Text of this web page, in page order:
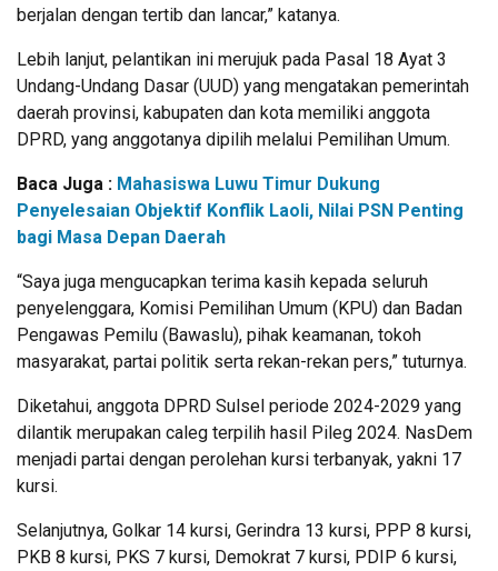
berjalan dengan tertib dan lancar,” katanya.
Lebih lanjut, pelantikan ini merujuk pada Pasal 18 Ayat 3
Undang-Undang Dasar (UUD) yang mengatakan pemerintah
daerah provinsi, kabupaten dan kota memiliki anggota
DPRD, yang anggotanya dipilih melalui Pemilihan Umum.
Baca Juga : Mahasiswa Luwu Timur Dukung
Penyelesaian Objektif Konflik Laoli, Nilai PSN Penting
bagi Masa Depan Daerah
“Saya juga mengucapkan terima kasih kepada seluruh
penyelenggara, Komisi Pemilihan Umum (KPU) dan Badan
Pengawas Pemilu (Bawaslu), pihak keamanan, tokoh
masyarakat, partai politik serta rekan-rekan pers,” tuturnya.
Diketahui, anggota DPRD Sulsel periode 2024-2029 yang
dilantik merupakan caleg terpilih hasil Pileg 2024. NasDem
menjadi partai dengan perolehan kursi terbanyak, yakni 17
kursi.
Selanjutnya, Golkar 14 kursi, Gerindra 13 kursi, PPP 8 kursi,
PKB 8 kursi, PKS 7 kursi, Demokrat 7 kursi, PDIP 6 kursi,